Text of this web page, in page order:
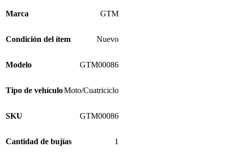
Marca GTM
Condición del ítem Nuevo
Modelo GTM00086
Tipo de vehículoMoto/Cuatriciclo
SKU GTM00086
Cantidad de bujías 1